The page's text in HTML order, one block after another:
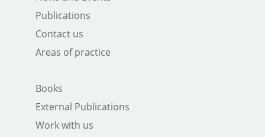
Publications
Contact us
Areas of practice
Books
External Publications
Work with us